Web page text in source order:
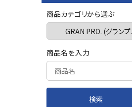
search
ACCOUNT MENU
カテゴリーから探す
商品カテゴリから選ぶ
商品名を入力